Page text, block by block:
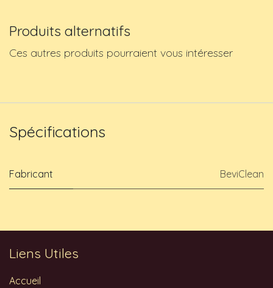
Produits alternatifs
Ces autres produits pourraient vous intéresser
Spécifications
Fabricant BeviClean
Liens Utiles
Accueil